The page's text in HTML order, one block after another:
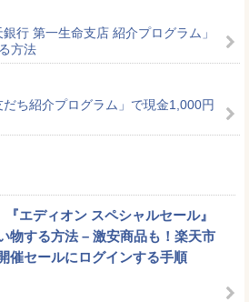
行 第一生命支店 紹介プログラム」
方法
だち紹介プログラム」で現金1,000円
『エディオン スペシャルセール』
物する方法 – 激安商品も！楽天市
催セールにログインする手順